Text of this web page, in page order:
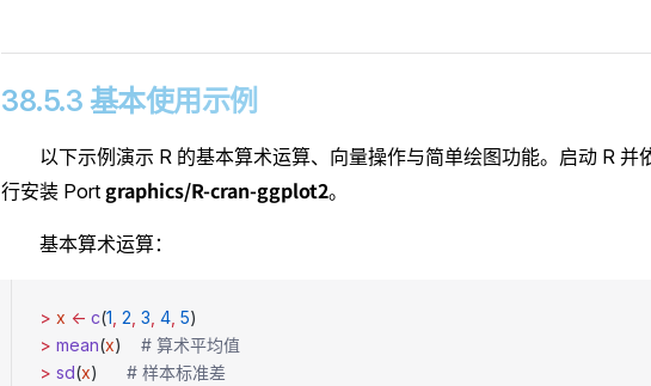
38.5.3 基本使用示例
以下示例演示 R 的基本算术运算、向量操作与简单绘图功能。启动 R 并
行安装 Port graphics/R-cran-ggplot2。
基本算术运算：
> x <- c(1 2 3 4 5)
> mean(x) # 算术平均值
> sd(x) # 样本标准差